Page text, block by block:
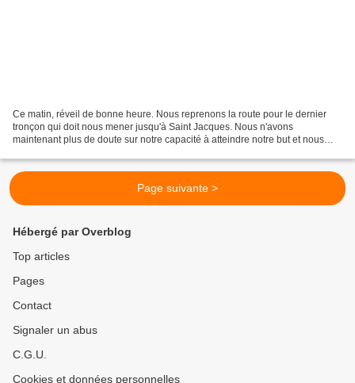
Ce matin, réveil de bonne heure. Nous reprenons la route pour le dernier
tronçon qui doit nous mener jusqu'à Saint Jacques. Nous n'avons
maintenant plus de doute sur notre capacité à atteindre notre but et nous
Page suivante >
Hébergé par Overblog
Top articles
Pages
Contact
Signaler un abus
C.G.U.
Cookies et données personnelles